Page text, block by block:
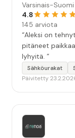
Varsinais-Suomi
4.8
145 arviota
“Aleksi on
pitäneet
lyhyitä. ”
Sähköurakat
Päivitetty